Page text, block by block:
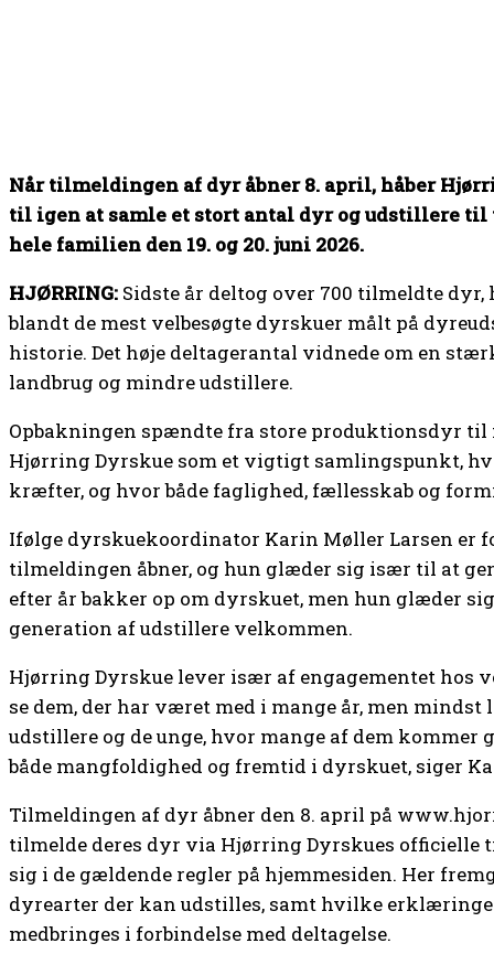
Når tilmeldingen af dyr åbner 8. april, håber
til igen at samle et stort antal dyr og udstillere til
hele familien den 19. og 20. juni 2026.
HJØRRING: Sidste år deltog over 700 tilmeldte
blandt de mest velbesøgte dyrskuer målt på
historie. Det høje deltagerantal vidnede om en
landbrug og mindre udstillere.
Opbakningen spændte fra store produktionsdyr
Hjørring Dyrskue som et vigtigt samlingspunkt,
kræfter, og hvor både faglighed, fællesskab og
Ifølge dyrskuekoordinator Karin Møller Larsen er
tilmeldingen åbner, og hun glæder sig især til at
efter år bakker op om dyrskuet, men hun glæder
generation af udstillere velkommen.
Hjørring Dyrskue lever især af engagementet hos
se dem, der har været med i mange år, men mindst
udstillere og de unge, hvor mange af dem kommer
både mangfoldighed og fremtid i dyrskuet, siger
Tilmeldingen af dyr åbner den 8. april på
tilmelde deres dyr via Hjørring Dyrskues officielle
sig i de gældende regler på hjemmesiden. Her
dyrearter der kan udstilles, samt hvilke
medbringes i forbindelse med deltagelse.